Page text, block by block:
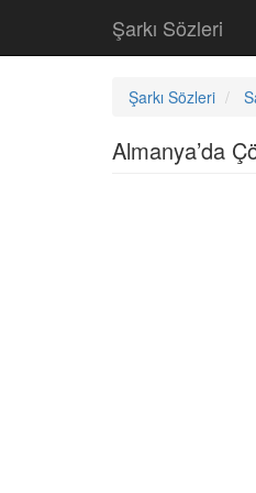
Şarkı Sözleri
Şarkı Sözleri
Almanya’da